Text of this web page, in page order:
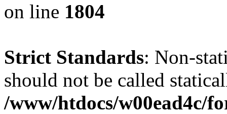
on line 1804
Strict Standards: Non-
should not be called
/www/htdocs/w00ead4c/